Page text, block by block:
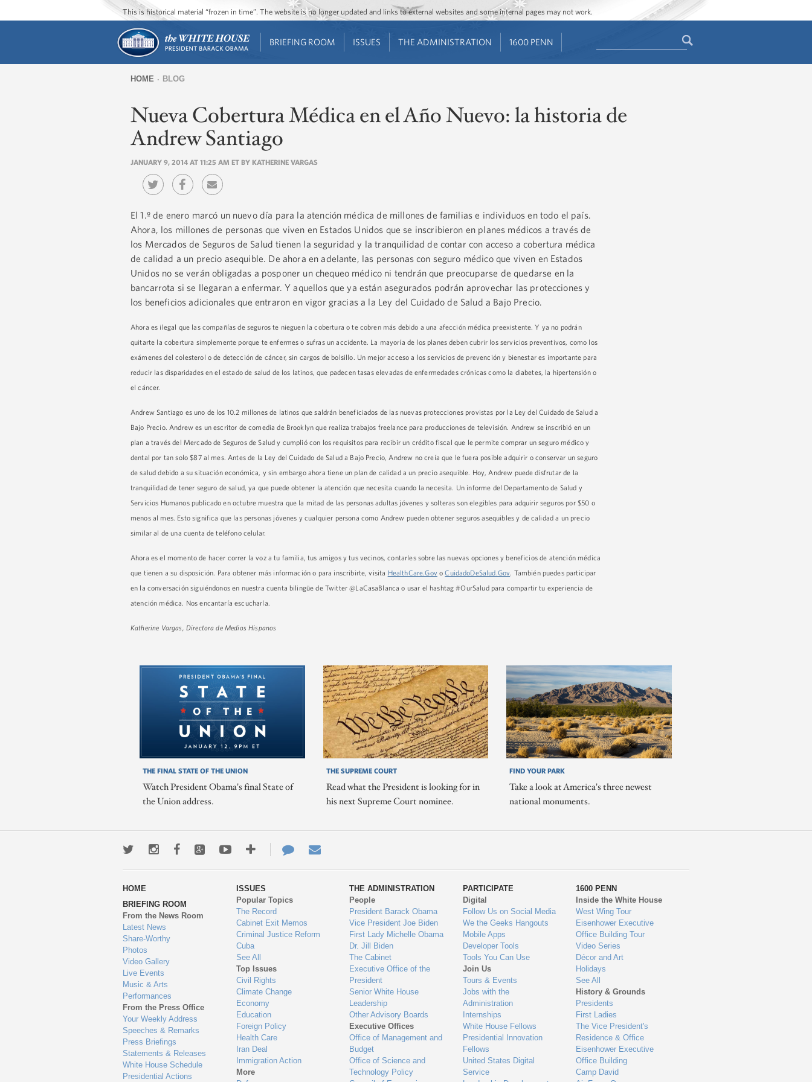
Jump to main content
Jump to navigation
This is historical material “frozen in time”. The website is no longer updated and links to external websites and some internal pages may not work.
BRIEFING ROOM ISSUES THE ADMINISTRATION 1600 PENN
are
here
HOME BLOG
Nueva Cobertura Médica en el Año Nuevo: la historia de
Andrew Santiago
JANUARY 9, 2014 AT 11:25 AM ET BY KATHERINE VARGAS
El 1.º de enero marcó un nuevo día para la atención médica de millones de familias e individuos en todo el país.
Ahora, los millones de personas que viven en Estados Unidos que se inscribieron en planes médicos a través de
los Mercados de Seguros de Salud tienen la seguridad y la tranquilidad de contar con acceso a cobertura médica
de calidad a un precio asequible. De ahora en adelante, las personas con seguro médico que viven en Estados
Unidos no se verán obligadas a posponer un chequeo médico ni tendrán que preocuparse de quedarse en la
bancarrota si se llegaran a enfermar. Y aquellos que ya están asegurados podrán aprovechar las protecciones y
los beneficios adicionales que entraron en vigor gracias a la Ley del Cuidado de Salud a Bajo Precio.
Ahora es ilegal que las compañías de seguros te nieguen la cobertura o te cobren más debido a una afección médica preexistente. Y ya no podrán
quitarte la cobertura simplemente porque te enfermes o sufras un accidente. La mayoría de los planes deben cubrir los servicios preventivos, como los
exámenes del colesterol o de detección de cáncer, sin cargos de bolsillo. Un mejor acceso a los servicios de prevención y bienestar es importante para
reducir las disparidades en el estado de salud de los latinos, que padecen tasas elevadas de enfermedades crónicas como la diabetes, la hipertensión o
el cáncer.
Andrew Santiago es uno de los 10.2 millones de latinos que saldrán beneficiados de las nuevas protecciones provistas por la Ley del Cuidado de Salud a
Bajo Precio. Andrew es un escritor de comedia de Brooklyn que realiza trabajos freelance para producciones de televisión. Andrew se inscribió en un
plan a través del Mercado de Seguros de Salud y cumplió con los requisitos para recibir un crédito fiscal que le permite comprar un seguro médico y
dental por tan solo $87 al mes. Antes de la Ley del Cuidado de Salud a Bajo Precio, Andrew no creía que le fuera posible adquirir o conservar un seguro
de salud debido a su situación económica, y sin embargo ahora tiene un plan de calidad a un precio asequible. Hoy, Andrew puede disfrutar de la
tranquilidad de tener seguro de salud, ya que puede obtener la atención que necesita cuando la necesita. Un informe del Departamento de Salud y
Servicios Humanos publicado en octubre muestra que la mitad de las personas adultas jóvenes y solteras son elegibles para adquirir seguros por $50 o
menos al mes. Esto significa que las personas jóvenes y cualquier persona como Andrew pueden obtener seguros asequibles y de calidad a un precio
similar al de una cuenta de teléfono celular.
Ahora es el momento de hacer correr la voz a tu familia, tus amigos y tus vecinos, contarles sobre las nuevas opciones y beneficios de atención médica
que tienen a su disposición. Para obtener más información o para inscribirte, visita HealthCare.Gov oCuidadoDeSalud.Gov. También puedes participar
en la conversación siguiéndonos en nuestra cuenta bilingüe de Twitter @LaCasaBlanca o usar el hashtag #OurSalud para compartir tu experiencia de
atención médica. Nos encantaría escucharla.
Katherine Vargas, Directora de Medios Hispanos
THE FINAL STATE OF THE UNION
Watch President Obama's final State of
the Union address.
THE SUPREME COURT
Read what the President is looking for in
his next Supreme Court nominee.
FIND YOUR PARK
Take a look at America's three newest
national monuments.
TwitterInstagramFacebookGoogle+YoutubeMore
ways
to
engage
Contact
Us
HOME
BRIEFING ROOM
From the News Room
Latest News
Share-Worthy
Photos
Video Gallery
Live Events
Music & Arts
Performances
From the Press Office
Your Weekly Address
Speeches & Remarks
Press Briefings
Statements & Releases
White House Schedule
Presidential Actions
ISSUES
Popular Topics
The Record
Cabinet Exit Memos
Criminal Justice Reform
Cuba
See All
Top Issues
Civil Rights
Climate Change
Economy
Education
Foreign Policy
Health Care
Iran Deal
Immigration Action
More
THE ADMINISTRATION
People
President Barack Obama
Vice President Joe Biden
First Lady Michelle Obama
Dr. Jill Biden
The Cabinet
Executive Office of the
President
Senior White House
Leadership
Other Advisory Boards
Executive Offices
Office of Management and
Budget
Office of Science and
Technology Policy
PARTICIPATE
Digital
Follow Us on Social Media
We the Geeks Hangouts
Mobile Apps
Developer Tools
Tools You Can Use
Join Us
Tours & Events
Jobs with the
Administration
Internships
White House Fellows
Presidential Innovation
Fellows
United States Digital
Service
1600 PENN
Inside the White House
West Wing Tour
Eisenhower Executive
Office Building Tour
Video Series
Décor and Art
Holidays
See All
History & Grounds
Presidents
First Ladies
The Vice President's
Residence & Office
Eisenhower Executive
Office Building
Camp David